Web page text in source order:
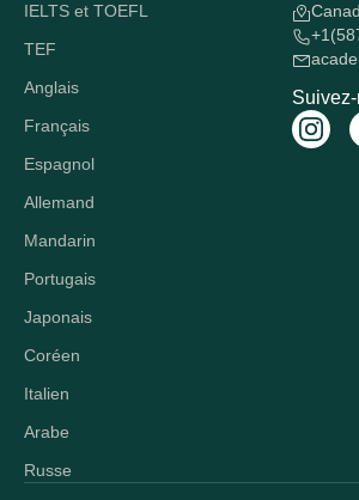
IELTS et TOEFL
TEF
Anglais
Français
Espagnol
Allemand
Mandarin
Portugais
Japonais
Coréen
Italien
Arabe
Russe